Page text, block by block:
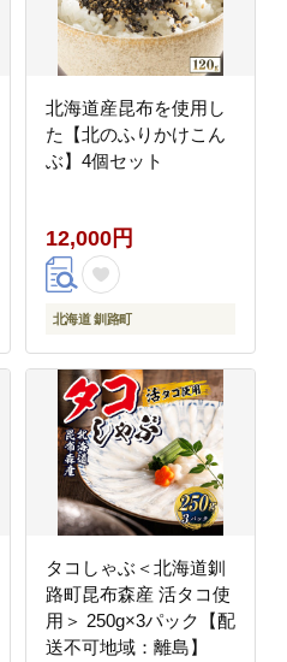
北海道産昆布を使用し
た【北のふりかけこん
ぶ】4個セット
12,000円
北海道 釧路町
タコしゃぶ＜北海道釧
路町昆布森産 活タコ使
用＞ 250g×3パック【配
送不可地域：離島】